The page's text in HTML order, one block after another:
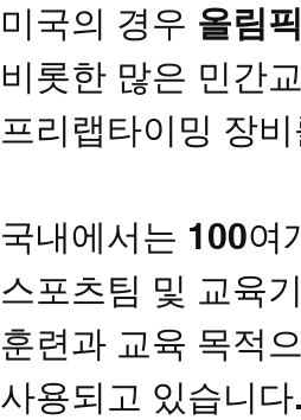
미국의 경우 올림
비롯한 많은 민간
프리랩타이밍 장
국내에서는 100여
스포츠팀 및 교육
훈련과 교육 목적
사용되고 있습니다.